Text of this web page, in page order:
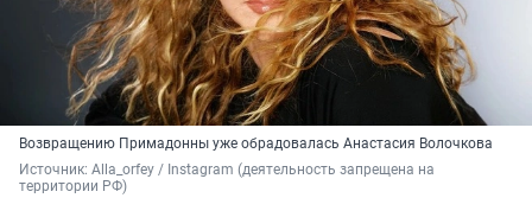
Возвращению Примадонны уже обрадовалась Анастасия Волочкова
Источник: Alla_orfey / Instagram (деятельность запрещена на
территории РФ)